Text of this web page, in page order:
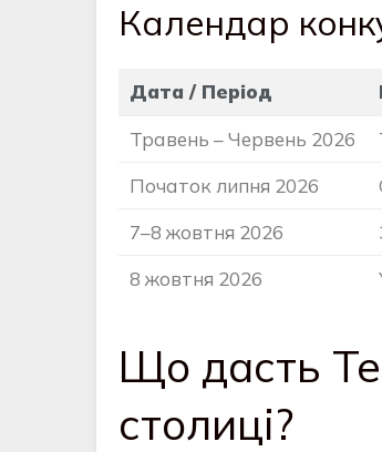
Календар
Дата / Період
Травень – Червень 2026
Початок липня 2026
7–8 жовтня 2026
8 жовтня 2026
Що дасть
столиці?